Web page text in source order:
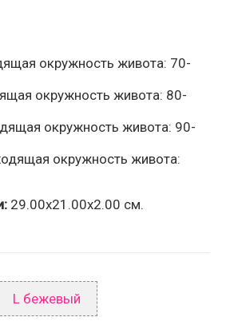
окружность живота: 70-
окружность живота: 80-
окружность живота: 90-
окружность живота:
29.00х21.00х2.00 см.
L бежевый